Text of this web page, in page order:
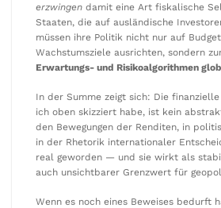
erzwingen damit eine Art fiskalische
Staaten, die auf ausländische
müssen ihre Politik nicht nur auf
Wachstumsziele ausrichten, sondern
Erwartungs- und Risikoalgorithmen
In der Summe zeigt sich: Die
ich oben skizziert habe, ist kein
den Bewegungen der Renditen, in
in der Rhetorik internationaler
real geworden — und sie wirkt als
auch unsichtbarer Grenzwert für
Wenn es noch eines Beweises bedurft